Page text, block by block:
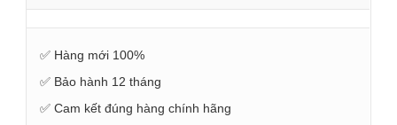
✅ Hàng mới 100%
✅ Bảo hành 12 tháng
✅ Cam kết đúng hàng chính hãng